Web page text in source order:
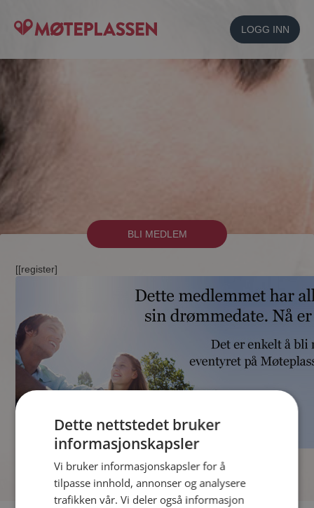
LOGG INN
BLI MEDLEM
[[register]
Dette nettstedet bruker
informasjonskapsler
Vi bruker informasjonskapsler for å
tilpasse innhold, annonser og analysere
trafikken vår. Vi deler også informasjon